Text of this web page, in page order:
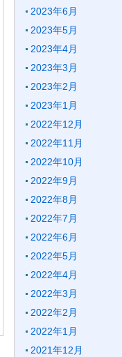
2023年6月
2023年5月
2023年4月
2023年3月
2023年2月
2023年1月
2022年12月
2022年11月
2022年10月
2022年9月
2022年8月
2022年7月
2022年6月
2022年5月
2022年4月
2022年3月
2022年2月
2022年1月
2021年12月